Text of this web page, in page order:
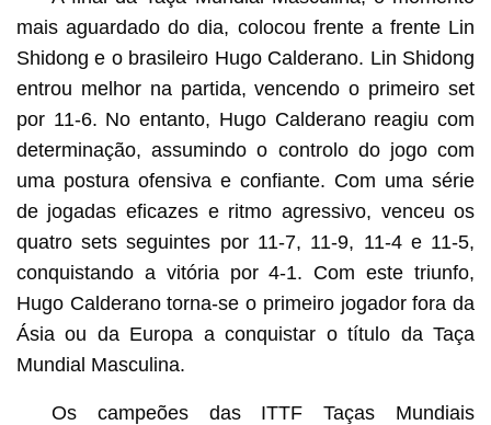
mais aguardado do dia, colocou frente a frente Lin
Shidong e o brasileiro Hugo Calderano. Lin Shidong
entrou melhor na partida, vencendo o primeiro set
por 11-6. No entanto, Hugo Calderano reagiu com
determinação, assumindo o controlo do jogo com
uma postura ofensiva e confiante. Com uma série
de jogadas eficazes e ritmo agressivo, venceu os
quatro sets seguintes por 11-7, 11-9, 11-4 e 11-5,
conquistando a vitória por 4-1. Com este triunfo,
Hugo Calderano torna-se o primeiro jogador fora da
Ásia ou da Europa a conquistar o título da Taça
Mundial Masculina.
Os campeões das ITTF Taças Mundiais